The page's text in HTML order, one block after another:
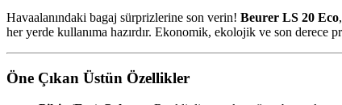
Havaalanındaki bagaj sürprizlerine son verin! Beurer LS 20 Eco
her yerde kullanıma hazırdır. Ekonomik, ekolojik ve son derece
Öne Çıkan Üstün Özellikler